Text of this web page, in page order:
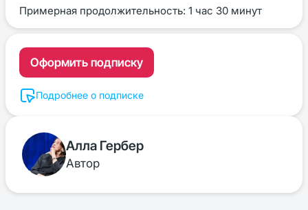
Примерная продолжительность: 1 час 30 минут
Оформить подписку
Подробнее о подписке
Алла Гербер
Автор